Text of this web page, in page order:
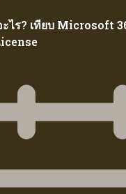
ไร? เทียบ Microsoft